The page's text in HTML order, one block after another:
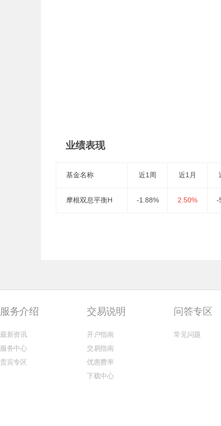
业绩表现
基金名称 近1周 近1月
摩根双息平衡H -1.88% 2.50% -
服务介绍
最新资讯
服务中心
贵宾专区
交易说明
开户指南
交易指南
优惠费率
下载中心
问答专区
常见问题